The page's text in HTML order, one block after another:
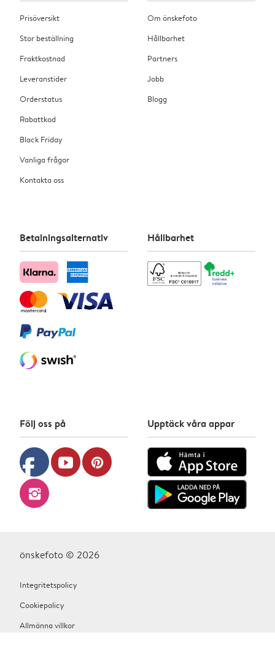
Prisöversikt
Stor beställning
Fraktkostnad
Leveranstider
Orderstatus
Rabattkod
Black Friday
Vanliga frågor
Kontakta oss
Om önskefoto
Hållbarhet
Partners
Jobb
Blogg
Betalningsalternativ Hållbarhet
Följ oss på
facebook youtube pinterest
instagram
Upptäck våra appar
önskefoto © 2026
Integritetspolicy
Cookiepolicy
Allmänna villkor